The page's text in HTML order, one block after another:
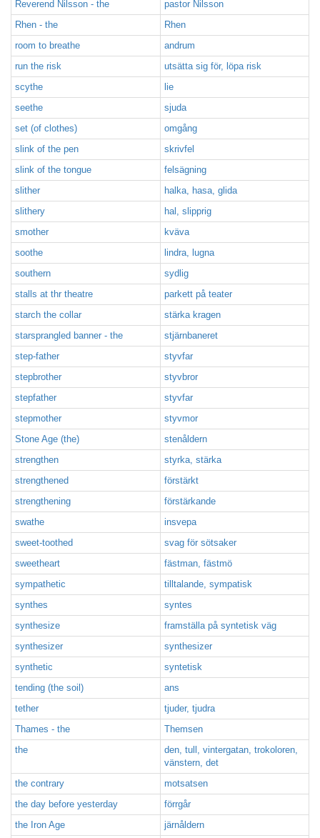
Reverend Nilsson - the
pastor Nilsson
Rhen - the
Rhen
room to breathe
andrum
run the risk
utsätta sig för, löpa risk
scythe
lie
seethe
sjuda
set (of clothes)
omgång
slink of the pen
skrivfel
slink of the tongue
felsägning
slither
halka, hasa, glida
slithery
hal, slipprig
smother
kväva
soothe
lindra, lugna
southern
sydlig
stalls at thr theatre
parkett på teater
starch the collar
stärka kragen
starsprangled banner - the
stjärnbaneret
step-father
styvfar
stepbrother
styvbror
stepfather
styvfar
stepmother
styvmor
Stone Age (the)
stenåldern
strengthen
styrka, stärka
strengthened
förstärkt
strengthening
förstärkande
swathe
insvepa
sweet-toothed
svag för sötsaker
sweetheart
fästman, fästmö
sympathetic
tilltalande, sympatisk
synthes
syntes
synthesize
framställa på syntetisk väg
synthesizer
synthesizer
synthetic
syntetisk
tending (the soil)
ans
tether
tjuder, tjudra
Thames - the
Themsen
the
den, tull, vintergatan, trokoloren,
vänstern, det
the contrary
motsatsen
the day before yesterday
förrgår
the Iron Age
järnåldern